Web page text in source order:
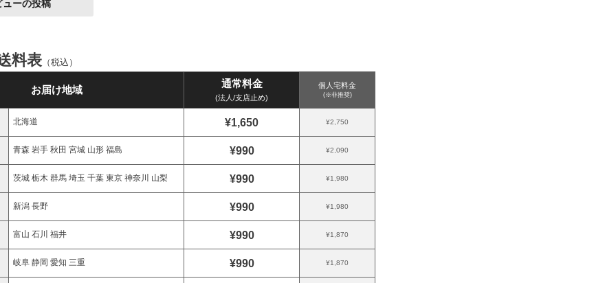
ューの投稿
料表 （税込）
お届け地域
通常料金
(法人/支店止め)
個人宅料金
(※非推奨)
北海道 ¥1,650 ¥2,750
青森 岩手 秋田 宮城 山形 福島 ¥990 ¥2,090
茨城 栃木 群馬 埼玉 千葉 東京 神奈川 山梨 ¥990 ¥1,980
新潟 長野 ¥990 ¥1,980
富山 石川 福井 ¥990 ¥1,870
岐阜 静岡 愛知 三重 ¥990 ¥1,870